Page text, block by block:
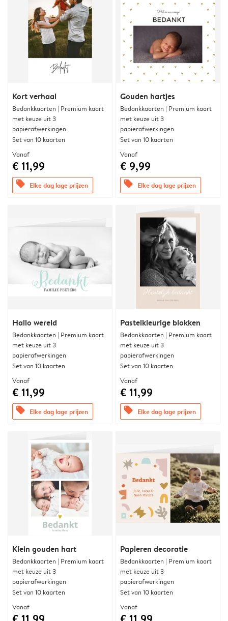
Kort verhaal
Bedankkaarten | Premium kaart
met keuze uit 3
papierafwerkingen
Set van 10 kaarten
Vanaf
€ 11,99
offers Elke dag lage prijzen
Gouden hartjes
Bedankkaarten | Premium kaart
met keuze uit 3
papierafwerkingen
Set van 10 kaarten
Vanaf
€ 9,99
offers Elke dag lage prijzen
Hallo wereld
Bedankkaarten | Premium kaart
met keuze uit 3
papierafwerkingen
Set van 10 kaarten
Vanaf
€ 11,99
offers Elke dag lage prijzen
Pastelkleurige blokken
Bedankkaarten | Premium kaart
met keuze uit 3
papierafwerkingen
Set van 10 kaarten
Vanaf
€ 11,99
offers Elke dag lage prijzen
Klein gouden hart
Bedankkaarten | Premium kaart
met keuze uit 3
papierafwerkingen
Set van 10 kaarten
Vanaf
Papieren decoratie
Bedankkaarten | Premium kaart
met keuze uit 3
papierafwerkingen
Set van 10 kaarten
Vanaf